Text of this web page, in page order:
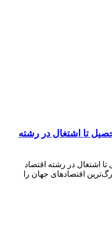
تا اشتغال در رشته
تا اشتغال در رشته اقتصاد
اقتصادهای جهان را